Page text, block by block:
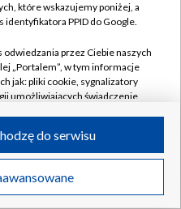
S.A. w likwidacji
które wskazujemy poniżej, a
identyfikatora PPID do Google.
przez Ciebie naszych
„Portalem”, w tym informacje
jak: pliki cookie, sygnalizatory
umożliwiających świadczenie
przez Ciebie
jak adresy IP, identyfikatory
do serwisu